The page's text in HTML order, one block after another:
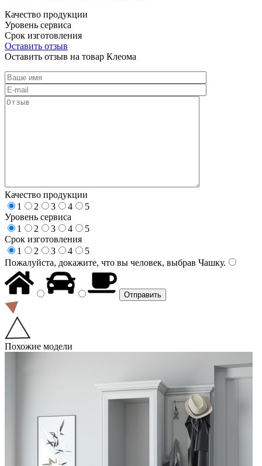
Качество продукции
Уровень сервиса
Срок изготовления
Оставить отзыв
Оставить отзыв на товар Клеома
Качество продукции
1
2 3 4
5
Уровень сервиса
1
2 3 4
5
Срок изготовления
1
2 3 4
5
Пожалуйста, докажите, что вы человек, выбрав Чашку.
Похожие модели